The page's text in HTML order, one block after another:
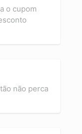
o cupom
não perca